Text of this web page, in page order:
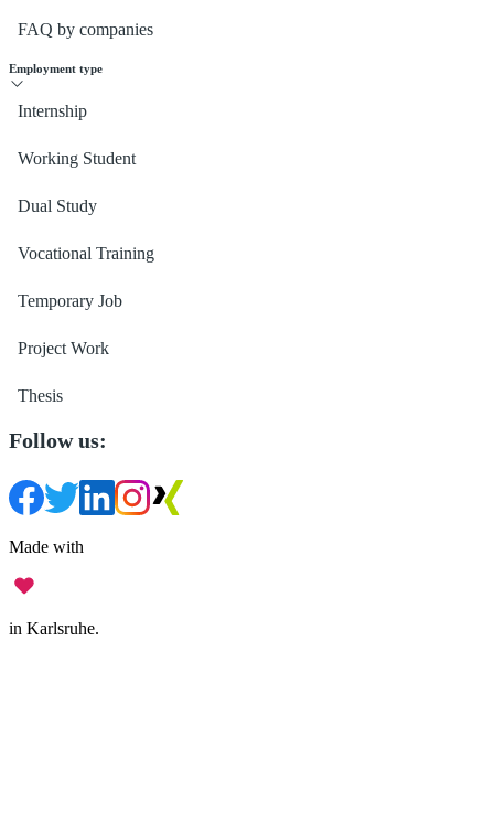
FAQ by companies
Employment type
Internship
Working Student
Dual Study
Vocational Training
Temporary Job
Project Work
Thesis
Follow us:
Made with
in Karlsruhe.